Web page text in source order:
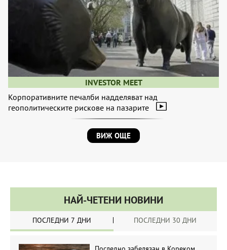
INVESTOR MEET
Корпоративните печалби надделяват над
геополитическите рискове на пазарите
ВИЖ ОЩЕ
НАЙ-ЧЕТЕНИ НОВИНИ
ПОСЛЕДНИ 7 ДНИ ПОСЛЕДНИ 30 ДНИ